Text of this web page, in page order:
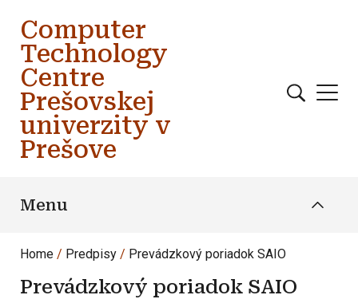
Computer
Technology
Centre
Prešovskej
univerzity v
Prešove
Menu
Home Predpisy Prevádzkový poriadok SAIO
Prevádzkový poriadok SAIO